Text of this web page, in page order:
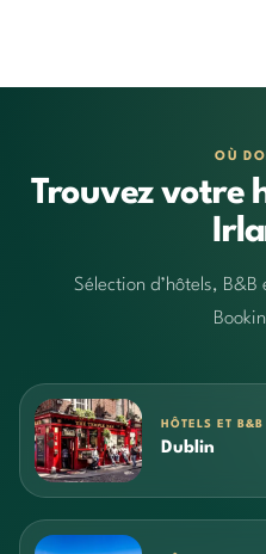
OÙ
Trouvez votre
Sélection d’hôtels,
HÔTELS ET
Dublin